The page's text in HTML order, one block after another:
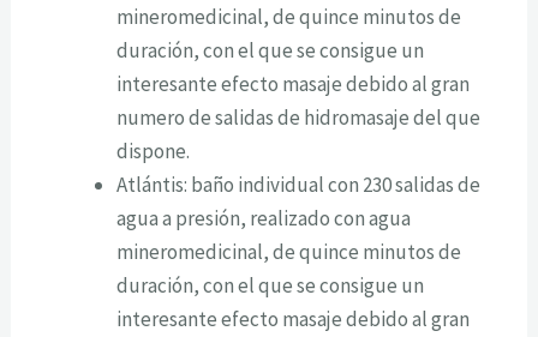
mineromedicinal, de quince minutos de
duración, con el que se consigue un
interesante efecto masaje debido al gran
numero de salidas de hidromasaje del que
dispone.
Atlántis: baño individual con 230 salidas de
agua a presión, realizado con agua
mineromedicinal, de quince minutos de
duración, con el que se consigue un
interesante efecto masaje debido al gran